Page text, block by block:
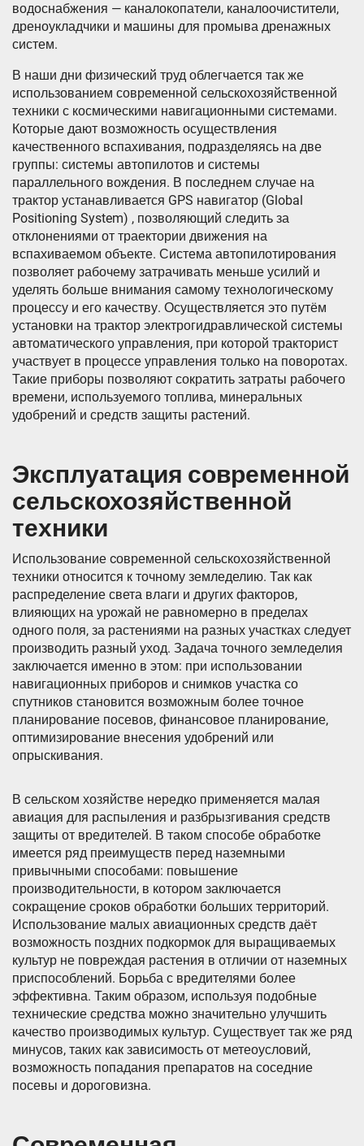
водоснабжения — каналокопатели, каналоочистители,
дреноукладчики и машины для промыва дренажных
систем.
В наши дни физический труд облегчается так же
использованием современной сельскохозяйственной
техники с космическими навигационными системами.
Которые дают возможность осуществления
качественного вспахивания, подразделяясь на две
группы: системы автопилотов и системы
параллельного вождения. В последнем случае на
трактор устанавливается GPS навигатор (Global
Positioning System) , позволяющий следить за
отклонениями от траектории движения на
вспахиваемом объекте. Система автопилотирования
позволяет рабочему затрачивать меньше усилий и
уделять больше внимания самому технологическому
процессу и его качеству. Осуществляется это путём
установки на трактор электрогидравлической системы
автоматического управления, при которой тракторист
участвует в процессе управления только на поворотах.
Такие приборы позволяют сократить затраты рабочего
времени, используемого топлива, минеральных
удобрений и средств защиты растений.
Эксплуатация современной
сельскохозяйственной
техники
Использование cовременной сельскохозяйственной
техники относится к точному земледелию. Так как
распределение света влаги и других факторов,
влияющих на урожай не равномерно в пределах
одного поля, за растениями на разных участках следует
производить разный уход. Задача точного земледелия
заключается именно в этом: при использовании
навигационных приборов и снимков участка со
спутников становится возможным более точное
планирование посевов, финансовое планирование,
оптимизирование внесения удобрений или
опрыскивания.
В сельском хозяйстве нередко применяется малая
авиация для распыления и разбрызгивания средств
защиты от вредителей. В таком способе обработке
имеется ряд преимуществ перед наземными
привычными способами: повышение
производительности, в котором заключается
сокращение сроков обработки больших территорий.
Использование малых авиационных средств даёт
возможность поздних подкормок для выращиваемых
культур не повреждая растения в отличии от наземных
приспособлений. Борьба с вредителями более
эффективна. Таким образом, используя подобные
технические средства можно значительно улучшить
качество производимых культур. Существует так же ряд
минусов, таких как зависимость от метеоусловий,
возможность попадания препаратов на соседние
посевы и дороговизна.